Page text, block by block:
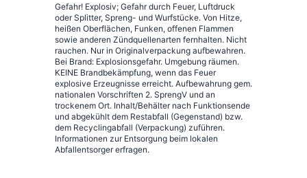
Gefahr! Explosiv; Gefahr durch Feuer, Luftdruck
oder Splitter, Spreng- und Wurfstücke. Von Hitze,
heißen Oberflächen, Funken, offenen Flammen
sowie anderen Zündquellenarten fernhalten. Nicht
rauchen. Nur in Originalverpackung aufbewahren.
Bei Brand: Explosionsgefahr. Umgebung räumen.
KEINE Brandbekämpfung, wenn das Feuer
explosive Erzeugnisse erreicht. Aufbewahrung gem.
nationalen Vorschriften 2. SprengV und an
trockenem Ort. Inhalt/Behälter nach Funktionsende
und abgekühlt dem Restabfall (Gegenstand) bzw.
dem Recyclingabfall (Verpackung) zuführen.
Informationen zur Entsorgung beim lokalen
Abfallentsorger erfragen.